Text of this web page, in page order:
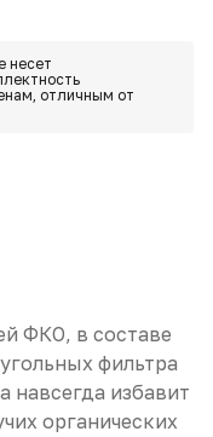
несет
отличным от
ФКО, в составе
фильтра
навсегда избавит
органических